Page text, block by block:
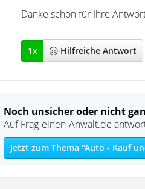
Danke schon für Ihre
1x Hilfreiche Antwort
Noch unsicher oder nicht
Auf Frag-einen-Anwalt.de
Jetzt zum Thema "Auto - Kauf